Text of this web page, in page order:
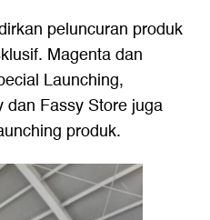
peluncuran produk
Magenta dan
Launching,
Fassy Store juga
produk.